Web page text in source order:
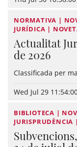
NORMATIVA |
JURÍDICA |
Actualitat
de 2026
Classificada per
Wed Jul 29
BIBLIOTECA |
JURISPRUDÈNCIA